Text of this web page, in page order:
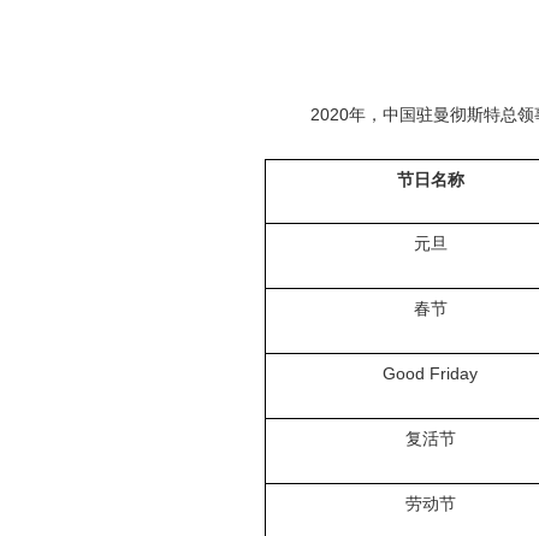
2020年，中国驻曼彻斯特总领
节日名称
元旦
春节
Good Friday
复活节
劳动节